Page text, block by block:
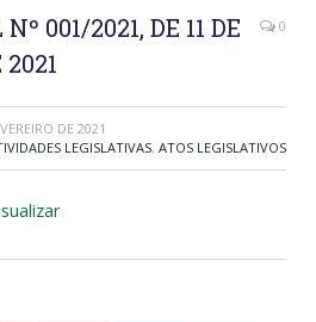
001/2021, DE 11 DE
2021
0
DE 2021
LEGISLATIVAS, ATOS LEGISLATIVOS